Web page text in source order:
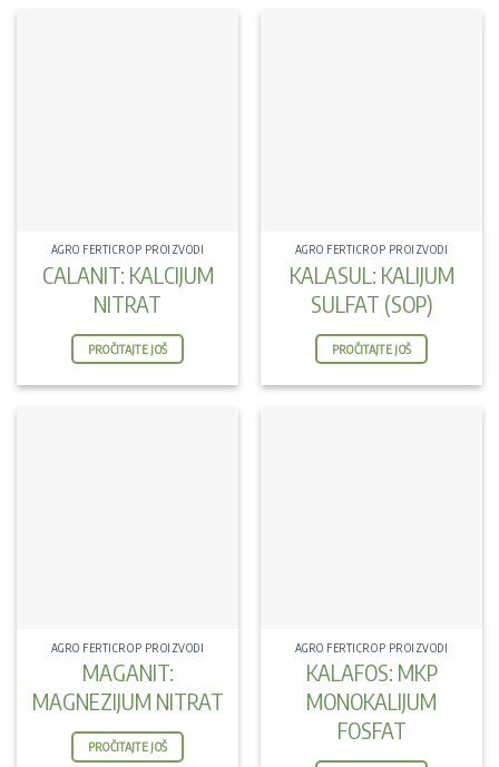
AGRO FERTICROP PROIZVODI
CALANIT: KALCIJUM
NITRAT
PROČITAJTE JOŠ
AGRO FERTICROP PROIZVODI
KALASUL: KALIJUM
SULFAT (SOP)
PROČITAJTE JOŠ
AGRO FERTICROP PROIZVODI
MAGANIT:
MAGNEZIJUM NITRAT
PROČITAJTE JOŠ
AGRO FERTICROP PROIZVODI
KALAFOS: MKP
MONOKALIJUM
FOSFAT